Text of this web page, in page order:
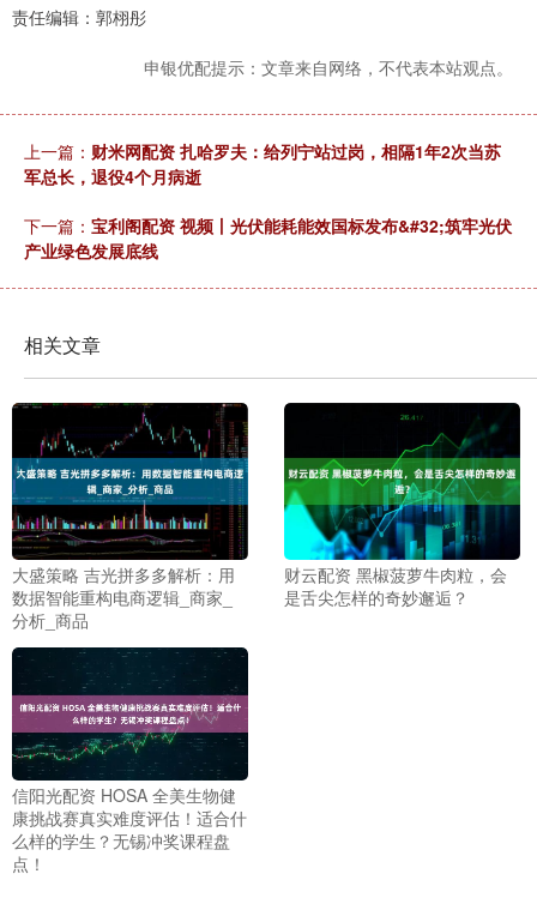
责任编辑：郭栩彤
申银优配提示：文章来自网络，不代表本站观点。
上一篇： 财米网配资 扎哈罗夫：给列宁站过岗，相隔1年2次当苏
军总长，退役4个月病逝
下一篇： 宝利阁配资 视频丨光伏能耗能效国标发布&#32;筑牢光伏
产业绿色发展底线
相关文章
大盛策略 吉光拼多多解析：用
数据智能重构电商逻辑_商家_
分析_商品
财云配资 黑椒菠萝牛肉粒，会
是舌尖怎样的奇妙邂逅？
信阳光配资 HOSA 全美生物健
康挑战赛真实难度评估！适合什
么样的学生？无锡冲奖课程盘
点！